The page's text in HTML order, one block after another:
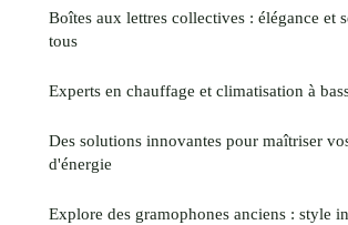
Boîtes aux lettres collectives : élégance et
tous
Experts en chauffage et climatisation à
Des solutions innovantes pour maîtriser
d'énergie
Explore des gramophones anciens : style